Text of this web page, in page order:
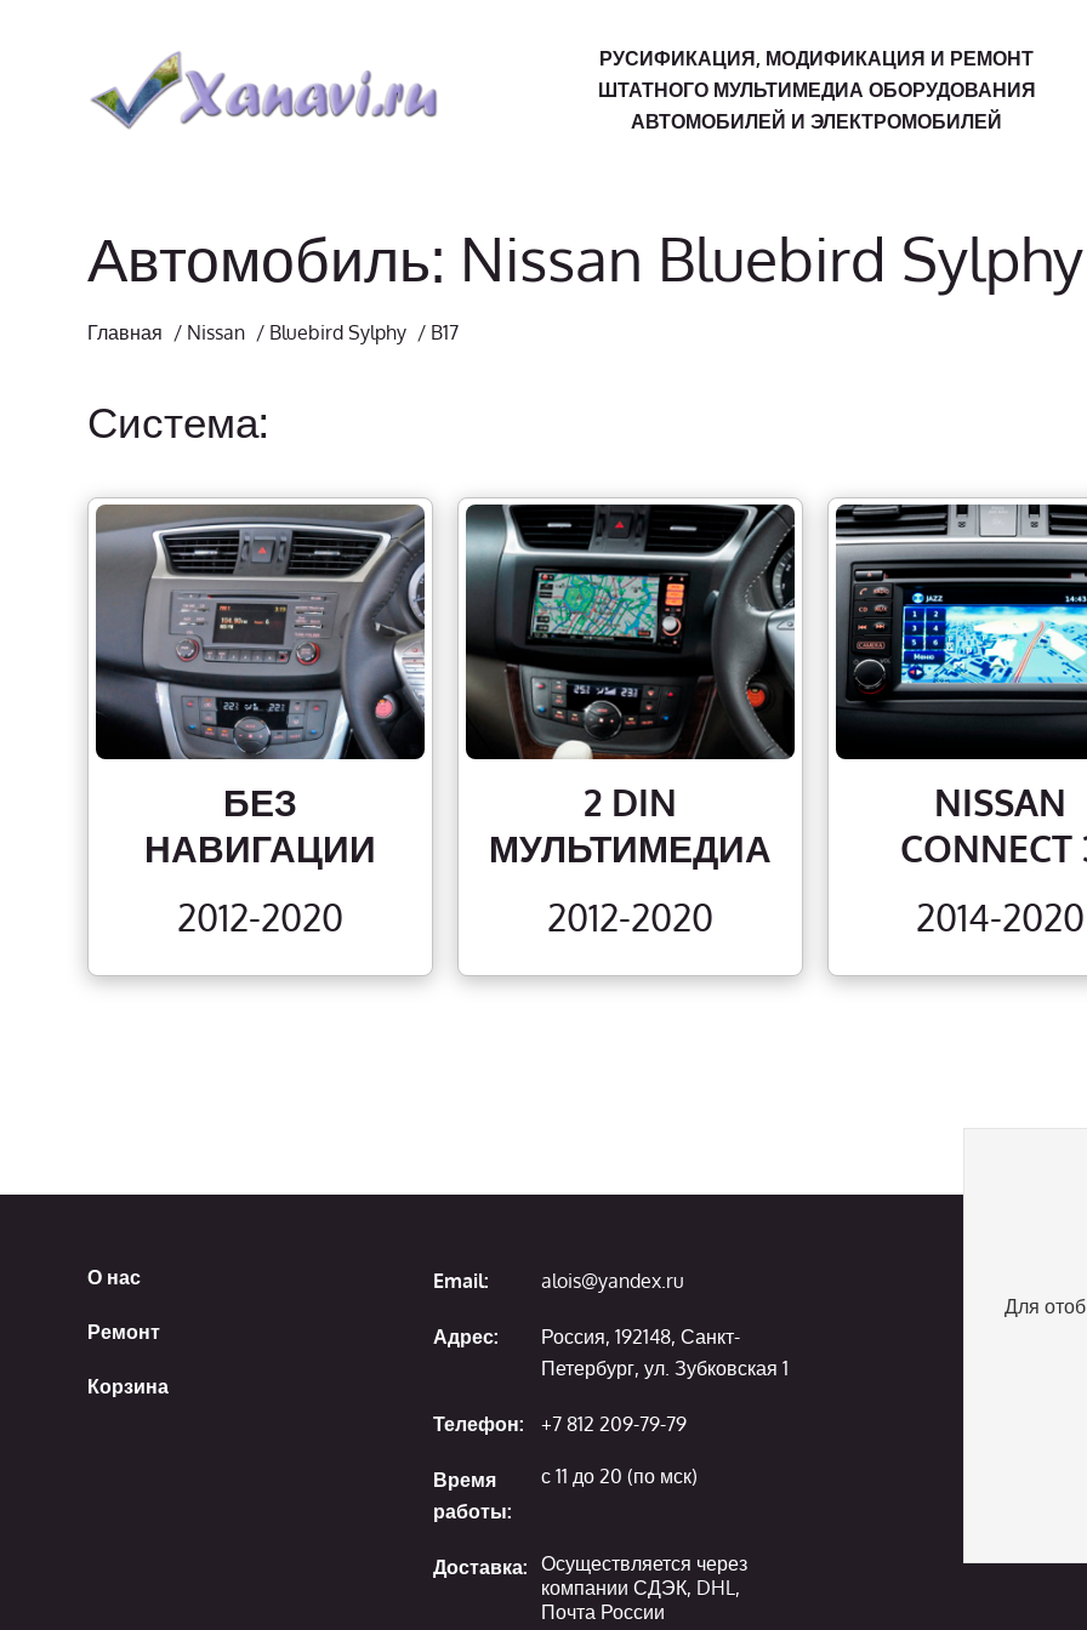
РУСИФИКАЦИЯ, МОДИФИКАЦИЯ И РЕМОНТ
ШТАТНОГО МУЛЬТИМЕДИА ОБОРУДОВАНИЯ
АВТОМОБИЛЕЙ И ЭЛЕКТРОМОБИЛЕЙ
Автомобиль: Nissan Bluebird Sylphy
Главная / Nissan / Bluebird Sylphy / B17
Система:
БЕЗ
НАВИГАЦИИ
2012-2020
2 DIN
МУЛЬТИМЕДИА
2012-2020
NISSAN
CONNECT
2014-2020
О нас
Ремонт
Корзина
Email: alois@yandex.ru
Адрес:
Россия, 192148, Санкт-
Петербург, ул. Зубковская 1
Телефон: +7 812 209-79-79
Время
работы:
с 11 до 20 (по мск)
Доставка: Осуществляется через
компании СДЭК, DHL,
Почта России
Для